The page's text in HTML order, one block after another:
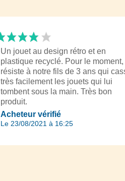
Acheteur vérifié
Le 23/08/2021 à 16:25
Un jouet au design rétro et en
plastique recyclé. Pour le moment,
résiste à notre fils de 3 ans qui
très facilement les jouets qui lui
tombent sous la main. Très bon
produit.